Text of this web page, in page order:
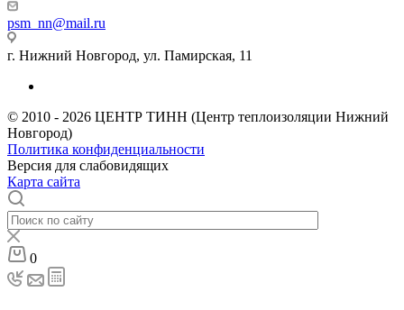
psm_nn@mail.ru
г. Нижний Новгород, ул. Памирская, 11
© 2010 - 2026 ЦЕНТР ТИНН (Центр теплоизоляции Нижний
Новгород)
Политика конфиденциальности
Версия для слабовидящих
Карта сайта
0